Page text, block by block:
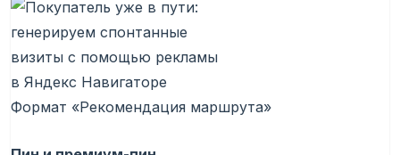
Формат «Рекомендация маршрута»